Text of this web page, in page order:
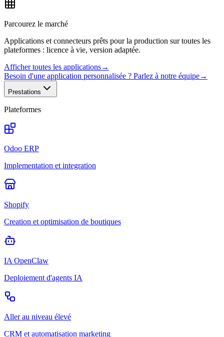
Parcourez le marché
Applications et connecteurs prêts pour la production sur toutes les
plateformes : licence à vie, version adaptée.
Afficher toutes les applications→
Besoin d'une application personnalisée ? Parlez à notre équipe→
Prestations
Plateformes
Odoo ERP
Implementation et integration
Shopify
Creation et optimisation de boutiques
IA OpenClaw
Deploiement d'agents IA
Aller au niveau élevé
CRM et automatisation marketing